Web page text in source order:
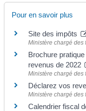
Pour en savoir plus
Site des impôts
Ministère chargé des
Brochure
revenus de 2022
Ministère chargé des
Déclarez vos
Ministère chargé des
Calendrier fiscal